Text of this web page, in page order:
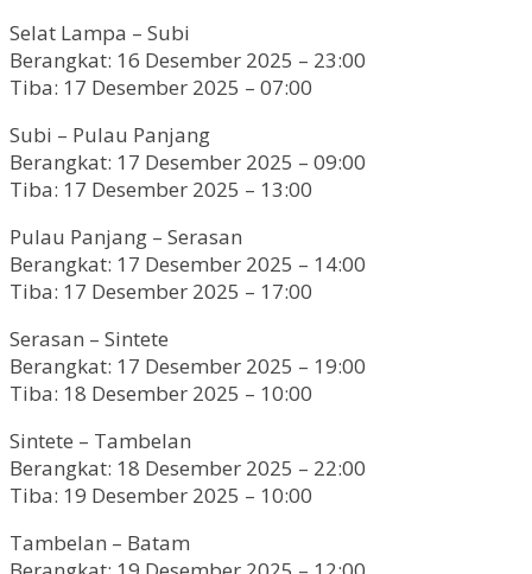
Selat Lampa – Subi
Berangkat: 16 Desember 2025 – 23:00
Tiba: 17 Desember 2025 – 07:00
Subi – Pulau Panjang
Berangkat: 17 Desember 2025 – 09:00
Tiba: 17 Desember 2025 – 13:00
Pulau Panjang – Serasan
Berangkat: 17 Desember 2025 – 14:00
Tiba: 17 Desember 2025 – 17:00
Serasan – Sintete
Berangkat: 17 Desember 2025 – 19:00
Tiba: 18 Desember 2025 – 10:00
Sintete – Tambelan
Berangkat: 18 Desember 2025 – 22:00
Tiba: 19 Desember 2025 – 10:00
Tambelan – Batam